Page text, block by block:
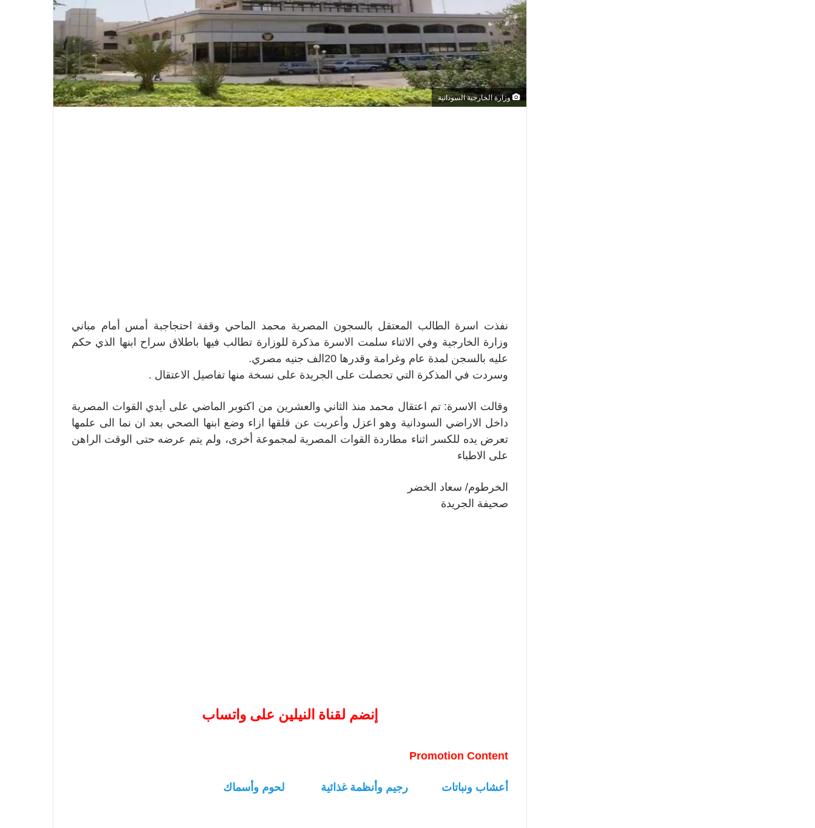
وزارة الخارجية السودانية
نفذت اسرة الطالب المعتقل بالسجون المصرية محمد الماحي وقفة احتجاجبة أمس أمام مباني
وزارة الخارجية وفي الاثناء سلمت الاسرة مذكرة للوزارة تطالب فيها باطلاق سراح ابنها الذي حكم
عليه بالسجن لمدة عام وغرامة وقدرها 20الف جنيه مصري.
وسردت في المذكرة التي تحصلت على الجريدة على نسخة منها تفاصيل الاعتقال .
وقالت الاسرة: تم اعتقال محمد منذ الثاني والعشرين من اكتوبر الماضي على أيدي القوات المصرية
داخل الاراضي السودانية وهو اعزل وأعربت عن قلقها ازاء وضع ابنها الصحي بعد ان نما الى علمها
تعرض يده للكسر اثناء مطاردة القوات المصرية لمجموعة أخرى، ولم يتم عرضه حتى الوقت الراهن
على الاطباء
الخرطوم/ سعاد الخضر
صحيفة الجريدة
إنضم لقناة النيلين على واتساب
Promotion Content
أعشاب ونباتات رجيم وأنظمة غذائية لحوم وأسماك